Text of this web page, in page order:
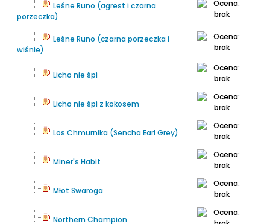
Leśne Runo (agrest i czarna
porzeczka)
Leśne Runo (czarna porzeczka i
wiśnie)
Licho nie śpi
Licho nie śpi z kokosem
Los Chmurnika (Sencha Earl Grey)
Miner's Habit
Młot Swaroga
Northern Champion